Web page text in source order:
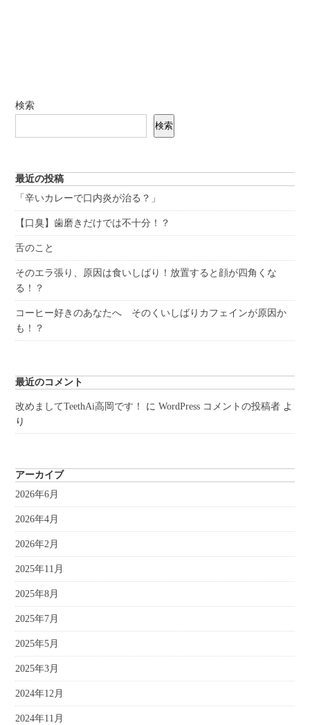
検索
検索
最近の投稿
「辛いカレーで口内炎が治る？」
【口臭】歯磨きだけでは不十分！？
舌のこと
そのエラ張り、原因は食いしばり！放置すると顔が四角くな
る！？
コーヒー好きのあなたへ そのくいしばりカフェインが原因か
も！？
最近のコメント
改めましてTeethAi高岡です！ にWordPress コメントの投稿者 よ
り
アーカイブ
2026年6月
2026年4月
2026年2月
2025年11月
2025年8月
2025年7月
2025年5月
2025年3月
2024年12月
2024年11月